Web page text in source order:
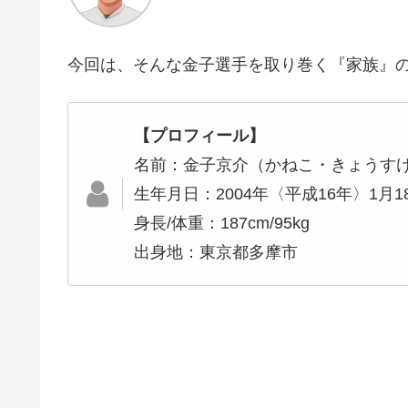
今回は、そんな金子選手を取り巻く『家族』
【プロフィール】
名前：金子京介（かねこ・きょうすけ
生年月日：2004年〈平成16年〉1月
身長/体重：187cm/95kg
出身地：東京都多摩市